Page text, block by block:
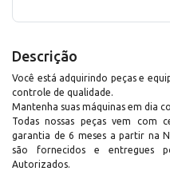
Descrição
Você está adquirindo peças e
controle de qualidade.
Mantenha suas máquinas em dia
Todas nossas peças vem com
garantia de 6 meses a partir na
são fornecidos e entregues
Autorizados.